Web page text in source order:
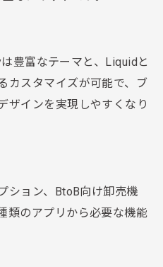
豊富なテーマと、Liquidと
カスタマイズが可能で、ブ
ザインを実現しやすくなり
ション、BtoB向け卸売機
類のアプリから必要な機能